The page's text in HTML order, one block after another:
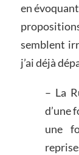
en
semblent
j’ai déjà
– La
d’une
une